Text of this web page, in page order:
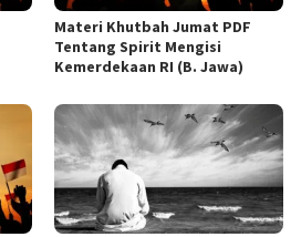
Materi Khutbah Jumat PDF
Tentang Spirit Mengisi
Kemerdekaan RI (B. Jawa)